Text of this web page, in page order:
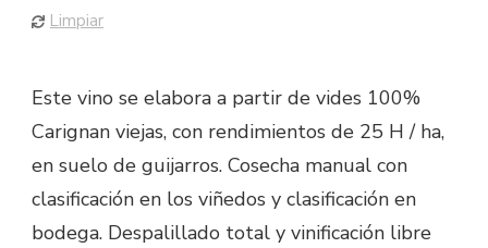
Limpiar
Este vino se elabora a partir de vides 100%
Carignan viejas, con rendimientos de 25 H / ha,
en suelo de guijarros. Cosecha manual con
clasificación en los viñedos y clasificación en
bodega. Despalillado total y vinificación libre